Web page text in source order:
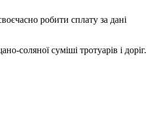
робити сплату за дані
соляної суміші тротуарів і доріг.